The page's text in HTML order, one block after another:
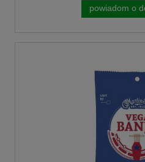
powiadom o